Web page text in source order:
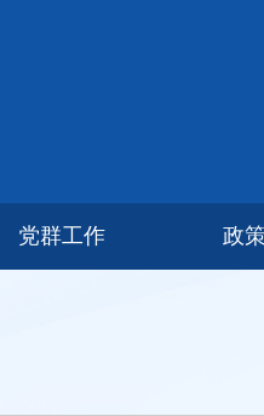
党群工作 政